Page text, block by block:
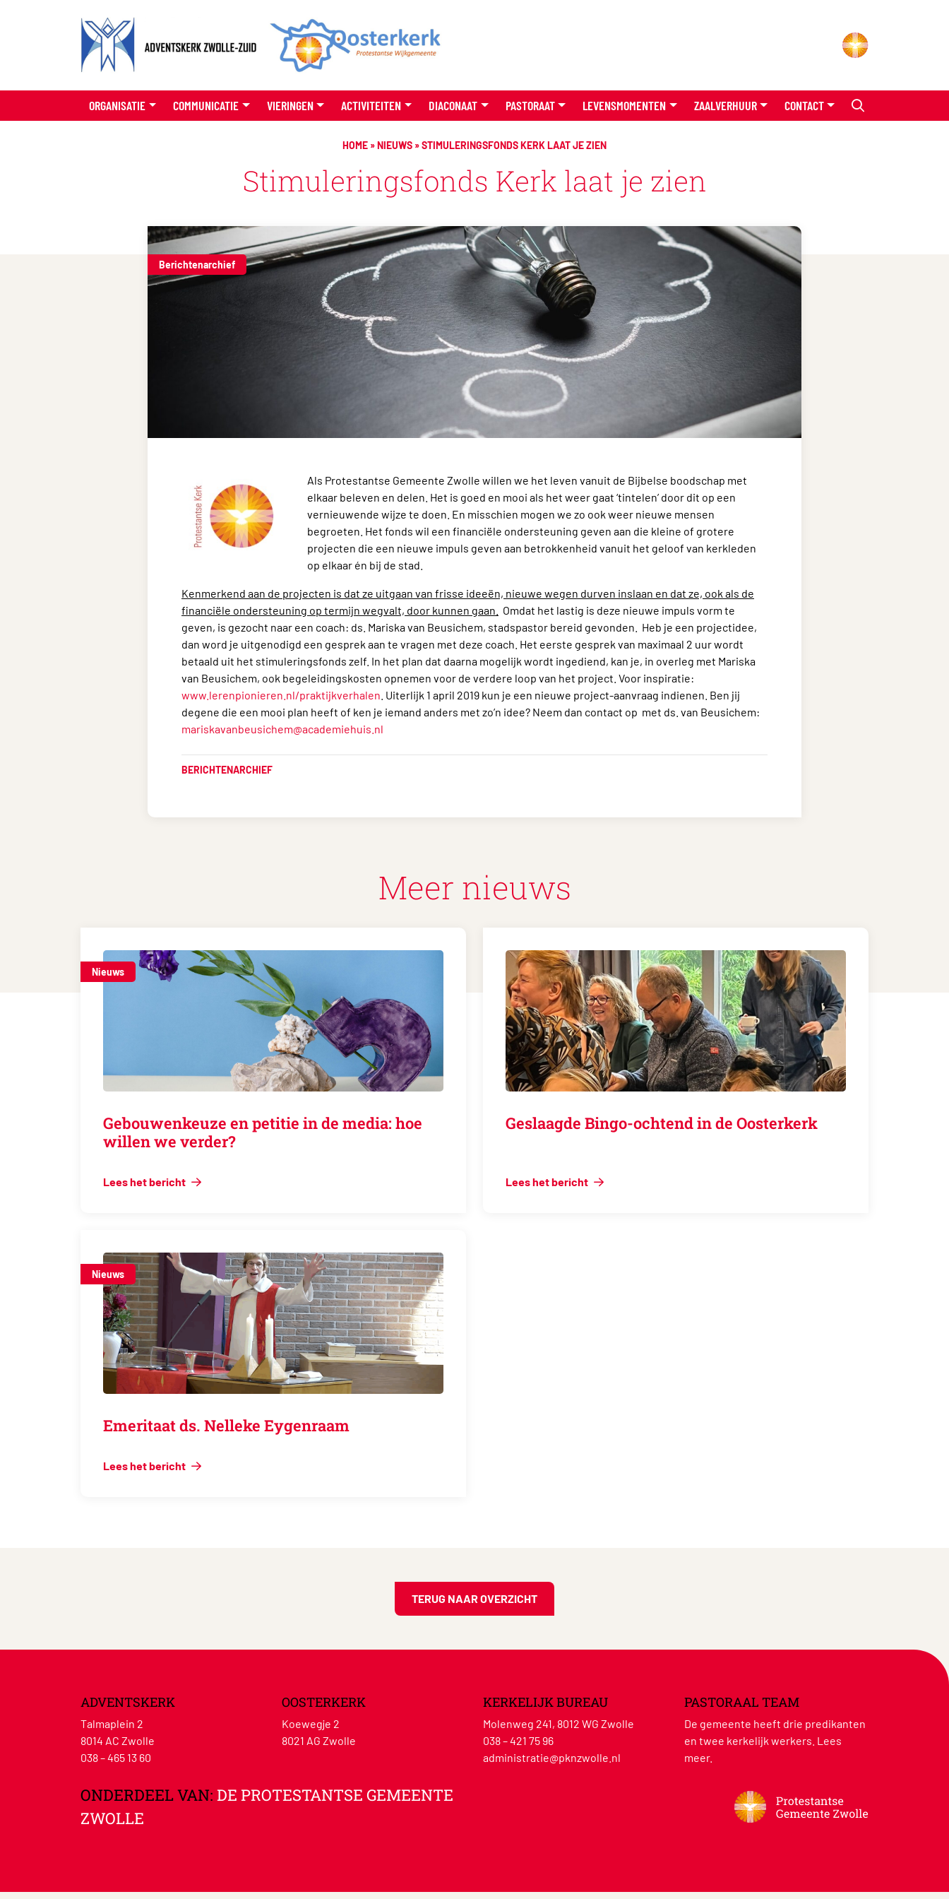
ORGANISATIE COMMUNICATIE VIERINGEN ACTIVITEITEN DIACONAAT PASTORAAT LEVENSMOMENTEN ZAALVERHUUR CONTACT
HOME »NIEUWS »STIMULERINGSFONDS KERK LAAT JE ZIEN
Stimuleringsfonds Kerk laat je zien
Berichtenarchief
Als Protestantse Gemeente Zwolle willen we het leven vanuit de Bijbelse boodschap met
elkaar beleven en delen. Het is goed en mooi als het weer gaat ‘tintelen’ door dit op een
vernieuwende wijze te doen. En misschien mogen we zo ook weer nieuwe mensen
begroeten. Het fonds wil een financiële ondersteuning geven aan die kleine of grotere
projecten die een nieuwe impuls geven aan betrokkenheid vanuit het geloof van kerkleden
op elkaar én bij de stad.
Kenmerkend aan de projecten is dat ze uitgaan van frisse ideeën, nieuwe wegen durven inslaan en dat ze, ook als de
financiële ondersteuning op termijn wegvalt, door kunnen gaan.
Omdat het lastig is deze nieuwe impuls vorm te
geven, is gezocht naar een coach: ds. Mariska van Beusichem, stadspastor bereid gevonden. Heb je een projectidee,
dan word je uitgenodigd een gesprek aan te vragen met deze coach. Het eerste gesprek van maximaal 2 uur wordt
betaald uit het stimuleringsfonds zelf. In het plan dat daarna mogelijk wordt ingediend, kan je, in overleg met Mariska
van Beusichem, ook begeleidingskosten opnemen voor de verdere loop van het project. Voor inspiratie:
www.lerenpionieren.nl/praktijkverhalen . Uiterlijk 1 april 2019 kun je een nieuwe project-aanvraag indienen. Ben jij
degene die een mooi plan heeft of ken je iemand anders met zo’n idee? Neem dan contact op met ds. van Beusichem:
mariskavanbeusichem@academiehuis.nl
BERICHTENARCHIEF
Meer nieuws
Nieuws
Gebouwenkeuze en petitie in de media: hoe
willen we verder?
Lees het bericht
Geslaagde Bingo-ochtend in de Oosterkerk
Lees het bericht
Nieuws
Emeritaat ds. Nelleke Eygenraam
Lees het bericht
TERUG NAAR OVERZICHT
ADVENTSKERK
Talmaplein 2
8014 AC Zwolle
038 – 465 13 60
OOSTERKERK
Koewegje 2
8021 AG Zwolle
KERKELIJK BUREAU
Molenweg 241, 8012 WG Zwolle
038 – 421 75 96
administratie@pknzwolle.nl
PASTORAAL TEAM
De gemeente heeft drie predikanten
en twee kerkelijk werkers. Lees
meer.
ONDERDEEL VAN: DE PROTESTANTSE GEMEENTE
ZWOLLE